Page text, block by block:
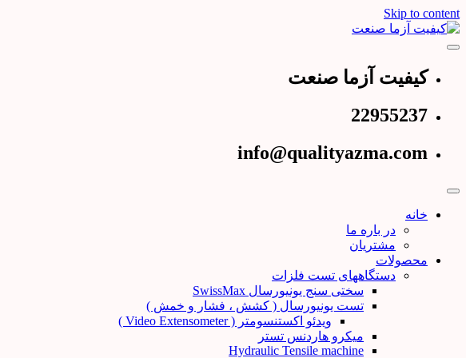
Skip to content
کیفیت آزما صنعت
کیفیت آزما صنعت
22955237
info@qualityazma.com
خانه
در باره ما
مشتریان
محصولات
دستگاههای تست فلزات
سختی سنج یونیورسال SwissMax
تست یونیورسال ( کشش ، فشار و خمش )
ویدئو اکستنسومتر ( Video Extensometer )
میکرو هاردنس تستر
Hydraulic Tensile machine